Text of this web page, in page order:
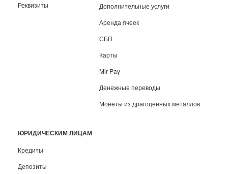
Реквизиты
Дополнительные услуги
Аренда ячеек
СБП
Карты
Mir Pay
Денежные переводы
Монеты из драгоценных металлов
ЮРИДИЧЕСКИМ ЛИЦАМ
Кредиты
Депозиты